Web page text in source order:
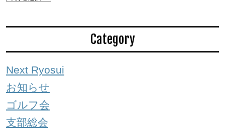
Category
Next Ryosui
お知らせ
ゴルフ会
支部総会